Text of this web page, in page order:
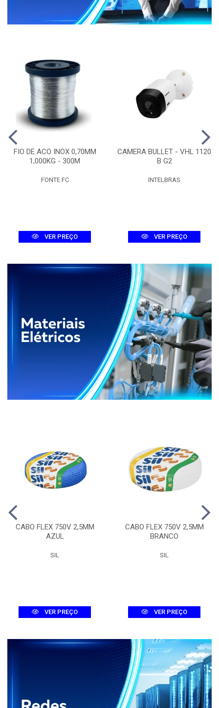
FIO DE ACO INOX 0,70MM
1,000KG - 300M
FONTE FC
VER PREÇO
CAMERA BULLET - VHL 1120
B G2
INTELBRAS
VER PREÇO
CABO FLEX 750V 2,5MM
AZUL
SIL
VER PREÇO
CABO FLEX 750V 2,5MM
BRANCO
SIL
VER PREÇO